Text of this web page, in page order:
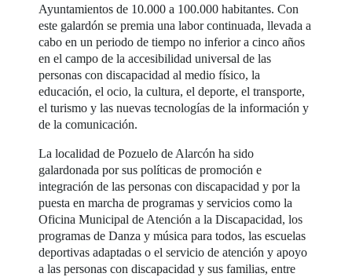
Ayuntamientos de 10.000 a 100.000 habitantes. Con
este galardón se premia una labor continuada, llevada a
cabo en un periodo de tiempo no inferior a cinco años
en el campo de la accesibilidad universal de las
personas con discapacidad al medio físico, la
educación, el ocio, la cultura, el deporte, el transporte,
el turismo y las nuevas tecnologías de la información y
de la comunicación.
La localidad de Pozuelo de Alarcón ha sido
galardonada por sus políticas de promoción e
integración de las personas con discapacidad y por la
puesta en marcha de programas y servicios como la
Oficina Municipal de Atención a la Discapacidad, los
programas de Danza y música para todos, las escuelas
deportivas adaptadas o el servicio de atención y apoyo
a las personas con discapacidad y sus familias, entre